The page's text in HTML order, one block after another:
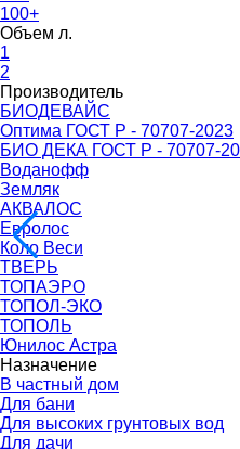
100+
Объем л.
1
2
Производитель
БИОДЕВАЙС
Оптима ГОСТ Р - 70707-2023
БИО ДЕКА ГОСТ Р - 70707-
Воданофф
Земляк
АКВАЛОС
Евролос
Коло Веси
ТВЕРЬ
ТОПАЭРО
ТОПОЛ-ЭКО
ТОПОЛЬ
Юнилос Астра
Назначение
В частный дом
Для бани
Для высоких грунтовых вод
Для дачи